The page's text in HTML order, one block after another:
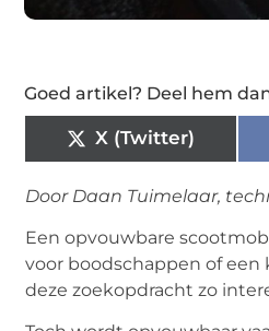
Goed artikel? Deel hem
X (Twitter)
Door Daan Tuimelaar,
Een opvouwbare
voor boodschappen of een
deze zoekopdracht zo